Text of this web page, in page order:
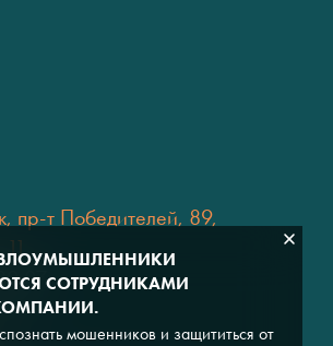
пр-т Победителей, 89,
11
07 СОТРУДНИКАМИ
мошенников и защититься от